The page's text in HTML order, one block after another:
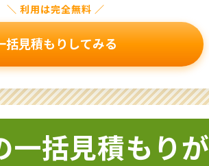
＼ 利用は完全無料 ／
括見積もりしてみる
一括見積もりが